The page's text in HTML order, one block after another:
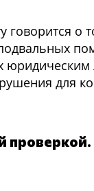
говорится
для
проверкой.